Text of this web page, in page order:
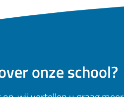
onze school?